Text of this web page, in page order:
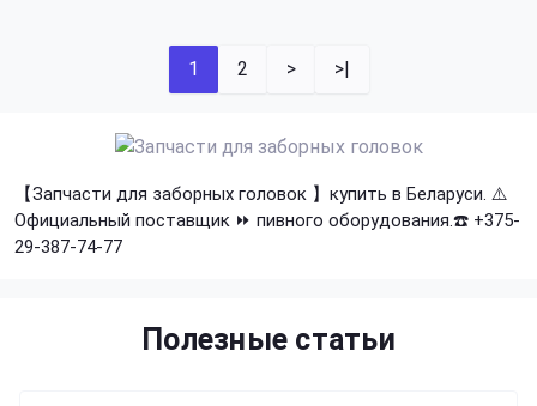
1 2 > >|
【Запчасти для заборных головок 】купить в Беларуси. ⚠️
Официальный поставщик ⏩ пивного оборудования.☎️ +375-
29-387-74-77
Полезные статьи